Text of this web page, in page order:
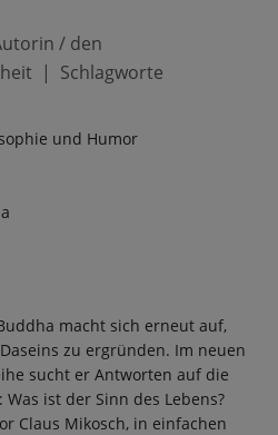
/ den
Schlagworte
und Humor
macht sich erneut auf,
zu ergründen. Im neuen
sucht er Antworten auf die
ist der Sinn des Lebens?
Claus Mikosch, in einfachen